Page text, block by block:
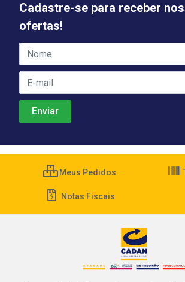
Cadastre-se para receber
ofertas!
Meus Pedidos
Notas Fiscais